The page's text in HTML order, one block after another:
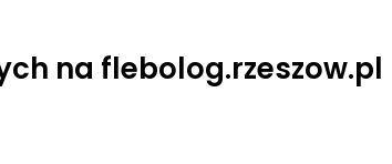
na flebolog.rzeszow.pl